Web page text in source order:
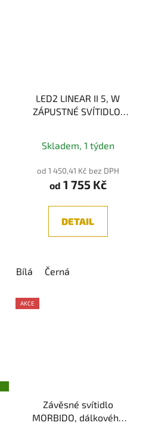
LED2 LINEAR II 5, W
ZÁPUSTNÉ SVÍTIDLO,
Skladem, 1 týden
od 1 450,41 Kč bez DPH
od 1 755 Kč
DETAIL
Bílá Černá
AKCE
Závěsné svítidlo
MORBIDO, dálkového